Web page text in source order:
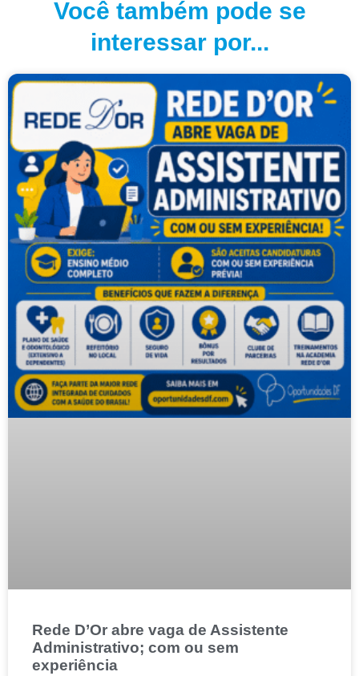
Você também pode se
interessar por...
Rede D’Or abre vaga de Assistente
Administrativo; com ou sem
experiência